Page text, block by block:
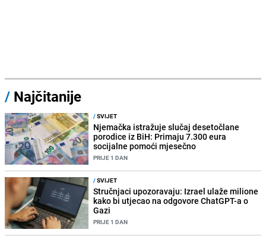
/ Najčitanije
/SVIJET
Njemačka istražuje slučaj desetočlane
porodice iz BiH: Primaju 7.300 eura
socijalne pomoći mjesečno
PRIJE 1 DAN
/SVIJET
Stručnjaci upozoravaju: Izrael ulaže milione
kako bi utjecao na odgovore ChatGPT-a o
Gazi
PRIJE 1 DAN